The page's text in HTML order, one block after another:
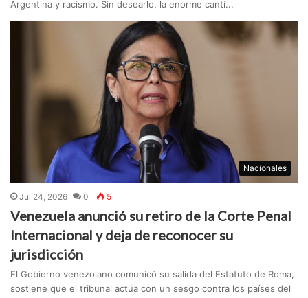
Argentina y racismo. Sin desearlo, la enorme canti...
Nacionales
Jul 24, 2026 0 5
Venezuela anunció su retiro de la Corte Penal
Internacional y deja de reconocer su
jurisdicción
El Gobierno venezolano comunicó su salida del Estatuto de Roma,
sostiene que el tribunal actúa con un sesgo contra los países del